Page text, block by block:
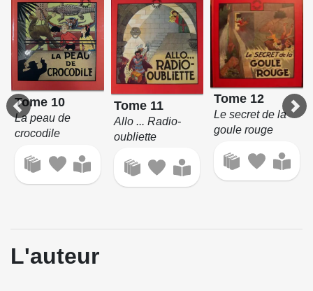
Tome 10
La peau de
crocodile
Tome 11
Allo ... Radio-
oubliette
Tome 12
Le secret de la
goule rouge
L'auteur